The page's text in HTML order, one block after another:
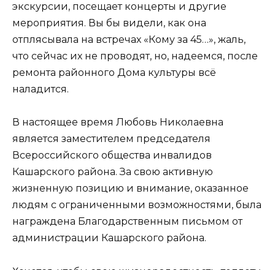
экскурсии, посещает концерты и другие
мероприятия. Вы бы видели, как она
отплясывала на встречах «Кому за 45…», жаль,
что сейчас их не проводят, но, надеемся, после
ремонта районного Дома культуры всё
наладится.
В настоящее время Любовь Николаевна
является заместителем председателя
Всероссийского общества инвалидов
Кашарского района. За свою активную
жизненную позицию и внимание, оказанное
людям с ограниченными возможностями, была
награждена Благодарственным письмом от
администрации Кашарского района.